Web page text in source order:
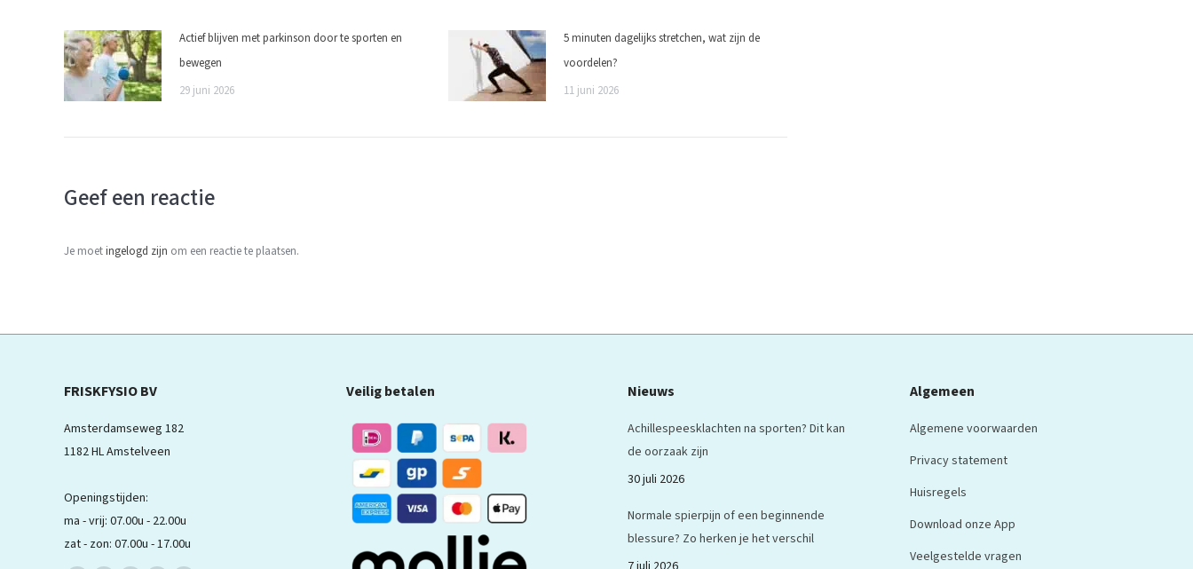
Actief blijven met parkinson door te sporten en
bewegen
29 juni 2026
5 minuten dagelijks stretchen, wat zijn de
voordelen?
11 juni 2026
Geef een reactie
Je moetingelogd zijn om een reactie te plaatsen.
FRISKFYSIO BV
Amsterdamseweg 182
1182 HL Amstelveen
Openingstijden:
ma - vrij: 07.00u - 22.00u
zat - zon: 07.00u - 17.00u
Veilig betalen Nieuws
Achillespeesklachten na sporten? Dit kan
de oorzaak zijn
30 juli 2026
Normale spierpijn of een beginnende
blessure? Zo herken je het verschil
Algemeen
Algemene voorwaarden
Privacy statement
Huisregels
Download onze App
Veelgestelde vragen